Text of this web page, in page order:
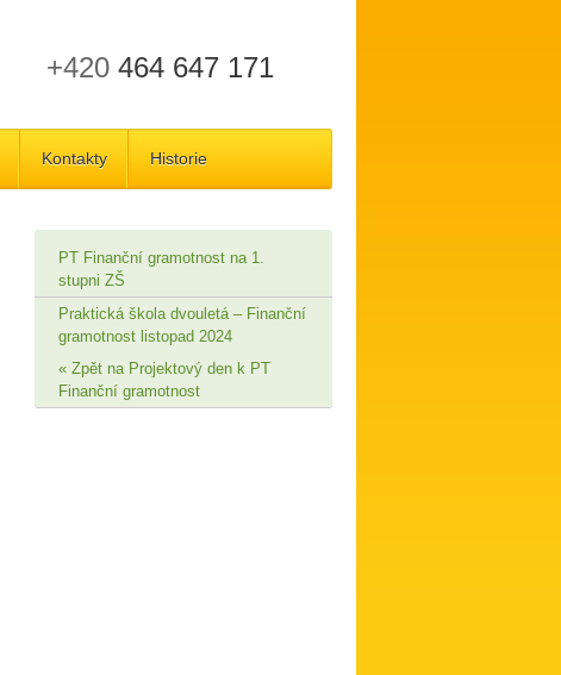
+420 464 647 171
Kontakty Historie
PT Finanční gramotnost na 1.
stupni ZŠ
Praktická škola dvouletá – Finanční
gramotnost listopad 2024
Zpět na Projektový den k PT
Finanční gramotnost